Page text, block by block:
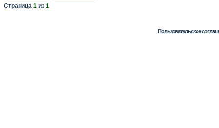
Страница 1 из 1
Пользовательское